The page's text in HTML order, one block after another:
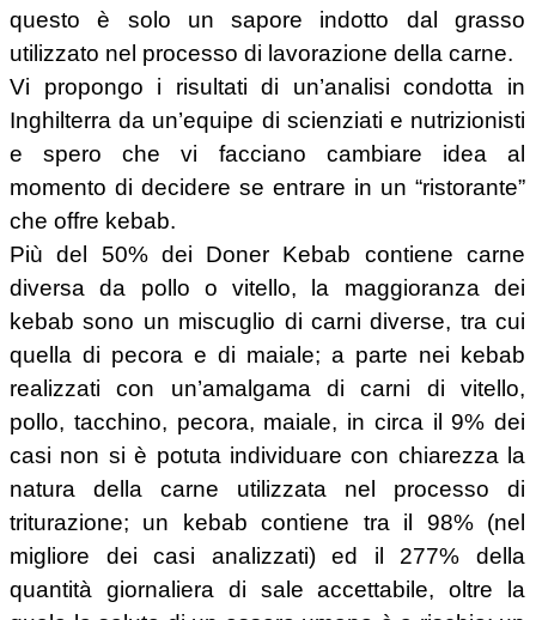
questo è solo un sapore indotto dal grasso
utilizzato nel processo di lavorazione della carne.
Vi propongo i risultati di un’analisi condotta in
Inghilterra da un’equipe di scienziati e nutrizionisti
e spero che vi facciano cambiare idea al
momento di decidere se entrare in un “ristorante”
che offre kebab.
Più del 50% dei Doner Kebab contiene carne
diversa da pollo o vitello, la maggioranza dei
kebab sono un miscuglio di carni diverse, tra cui
quella di pecora e di maiale; a parte nei kebab
realizzati con un’amalgama di carni di vitello,
pollo, tacchino, pecora, maiale, in circa il 9% dei
casi non si è potuta individuare con chiarezza la
natura della carne utilizzata nel processo di
triturazione; un kebab contiene tra il 98% (nel
migliore dei casi analizzati) ed il 277% della
quantità giornaliera di sale accettabile, oltre la